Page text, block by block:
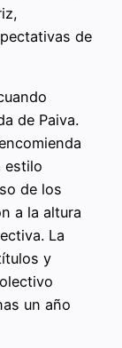
de
de Paiva.
estilo
de los
a la altura
La
y
un año